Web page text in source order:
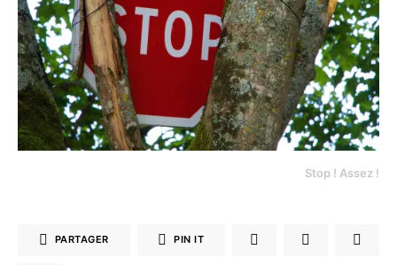
Stop ! Assez !
PARTAGER PIN IT